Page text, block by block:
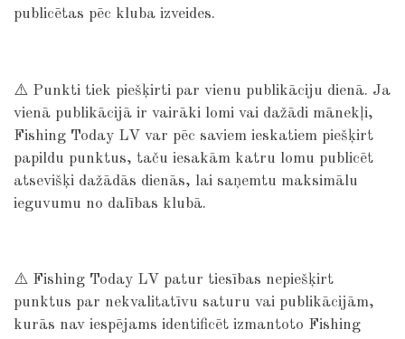
publicētas pēc kluba izveides.
⚠️ Punkti tiek piešķirti par vienu publikāciju dienā. Ja
vienā publikācijā ir vairāki lomi vai dažādi mānekļi,
Fishing Today LV var pēc saviem ieskatiem piešķirt
papildu punktus, taču iesakām katru lomu publicēt
atsevišķi dažādās dienās, lai saņemtu maksimālu
ieguvumu no dalības klubā.
⚠️ Fishing Today LV patur tiesības nepiešķirt
punktus par nekvalitatīvu saturu vai publikācijām,
kurās nav iespējams identificēt izmantoto Fishing